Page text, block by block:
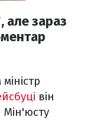
але зараз
він